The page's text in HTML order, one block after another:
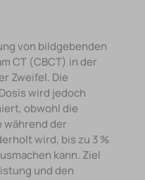
von bildgebenden
CT (CBCT) in der
Zweifel. Die
wird jedoch
obwohl die
während der
wird, bis zu 3 %
kann. Ziel
und den